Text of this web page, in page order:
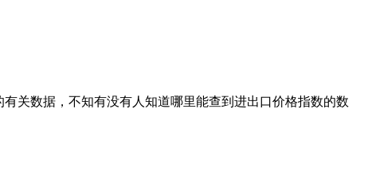
关数据，不知有没有人知道哪里能查到进出口价格指数的数